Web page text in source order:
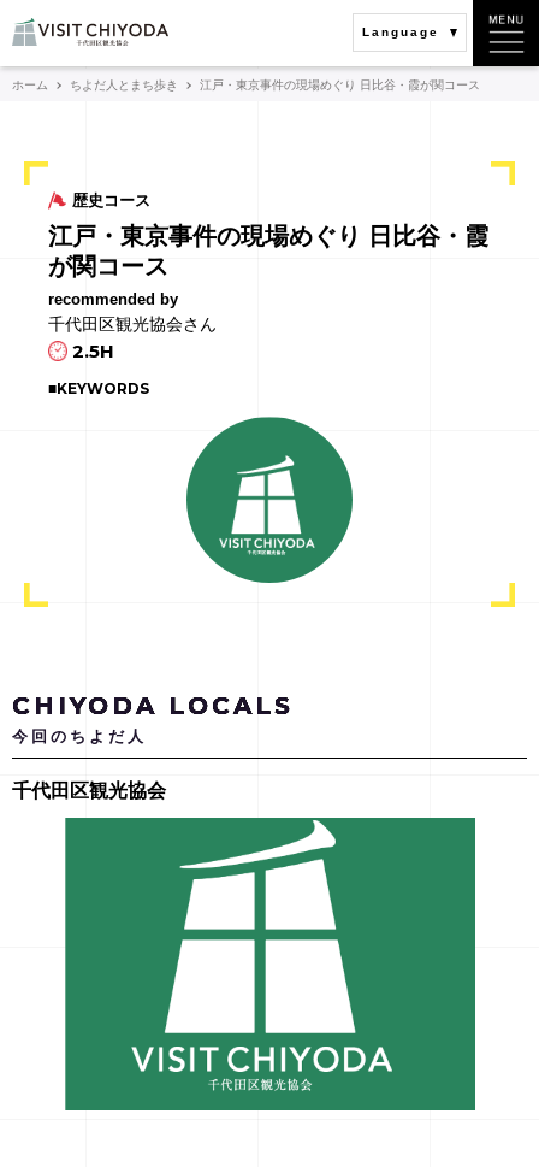
Language
ホーム ちよだ人とまち歩き 江戸・東京事件の現場めぐり 日比谷・霞が関コース
歴史コース
江戸・東京事件の現場めぐり 日比谷・霞
が関コース
recommended by
千代田区観光協会さん
2.5H
■KEYWORDS
CHIYODA LOCALS
今回のちよだ人
千代田区観光協会